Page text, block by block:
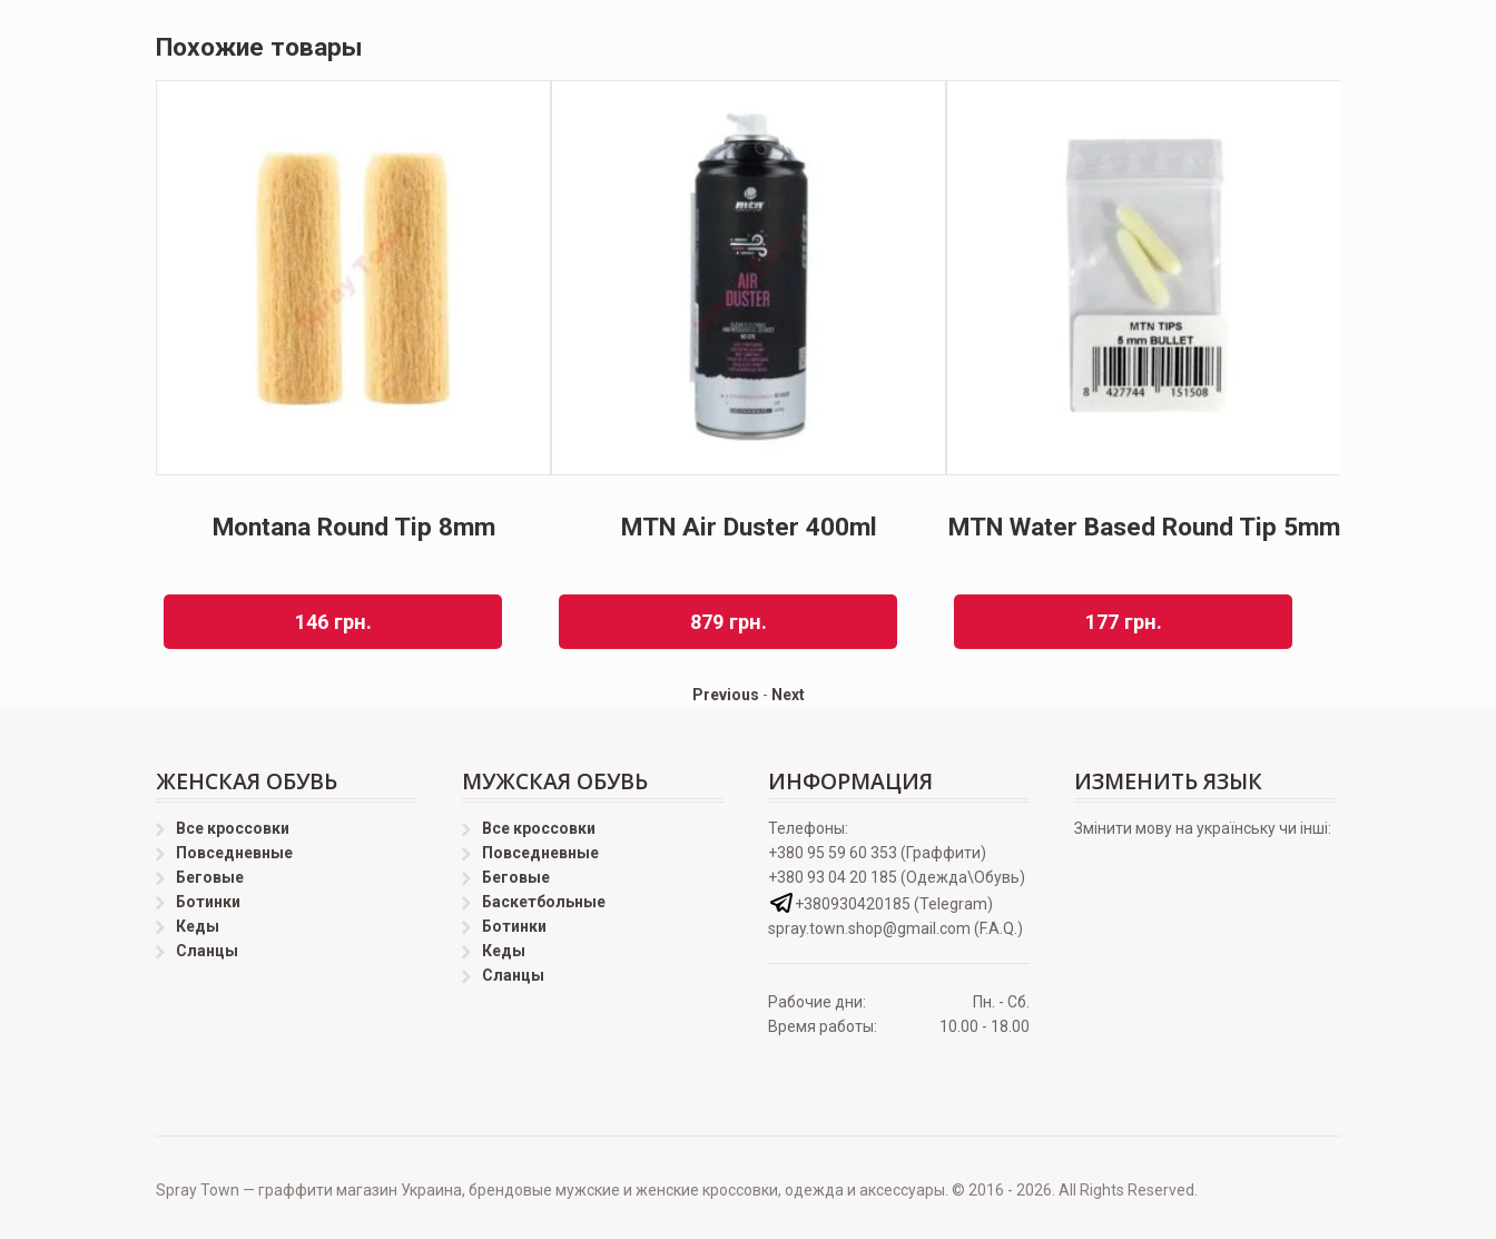
Похожие товары
Montana Round Tip 8mm
146 грн.
MTN Air Duster 400ml
879 грн.
MTN Water Based Round Tip 5mm
177 грн.
Previous - Next
ЖЕНСКАЯ ОБУВЬ
Все кроссовки
Повседневные
Беговые
Ботинки
Кеды
Сланцы
МУЖСКАЯ ОБУВЬ
Все кроссовки
Повседневные
Беговые
Баскетбольные
Ботинки
Кеды
Сланцы
ИНФОРМАЦИЯ
Телефоны:
+380 95 59 60 353 (Граффити)
+380 93 04 20 185 (Одежда\Обувь)
+380930420185 (Telegram)
spray.town.shop@gmail.com (F.A.Q.)
Рабочие дни:
Пн. - Сб.
Время работы:
10.00 - 18.00
ИЗМЕНИТЬ ЯЗЫК
Змінити мову на українську чи інші:
Spray Town — граффити магазин Украина, брендовые мужские и женские кроссовки, одежда и аксессуары. © 2016 - 2026. All Rights Reserved.